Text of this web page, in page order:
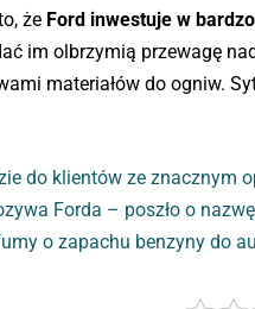
że Ford inwestuje w
im olbrzymią przewagę
materiałów do ogniw.
do klientów ze znacznym
Forda – poszło o
o zapachu benzyny do